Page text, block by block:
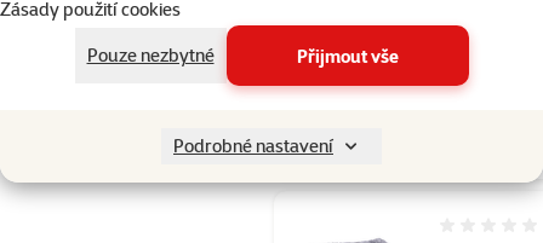
Zásady použití cookies
Pouze nezbytné
Přijmout vše
Podrobné nastavení